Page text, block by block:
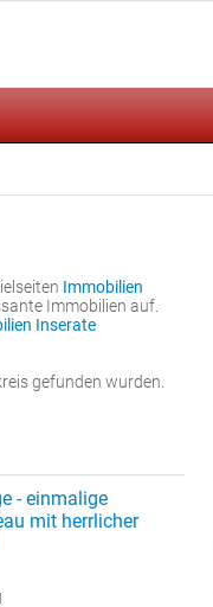
Immobilien
Immobilien auf.
Inserate
gefunden wurden.
- einmalige
mit herrlicher